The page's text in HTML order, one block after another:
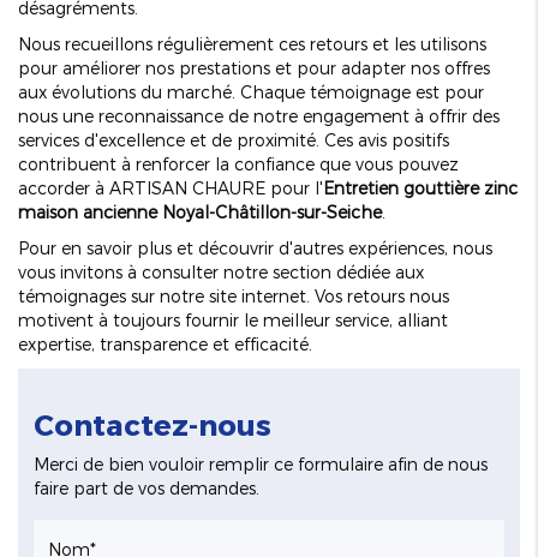
désagréments.
Nous recueillons régulièrement ces retours et les utilisons
pour améliorer nos prestations et pour adapter nos offres
aux évolutions du marché. Chaque témoignage est pour
nous une reconnaissance de notre engagement à offrir des
services d'excellence et de proximité. Ces avis positifs
contribuent à renforcer la confiance que vous pouvez
accorder à ARTISAN CHAURE pour l'Entretien gouttière zinc
maison ancienne Noyal-Châtillon-sur-Seiche.
Pour en savoir plus et découvrir d'autres expériences, nous
vous invitons à consulter notre section dédiée aux
témoignages sur notre site internet. Vos retours nous
motivent à toujours fournir le meilleur service, alliant
expertise, transparence et efficacité.
Contactez-nous
Merci de bien vouloir remplir ce formulaire afin de nous
faire part de vos demandes.